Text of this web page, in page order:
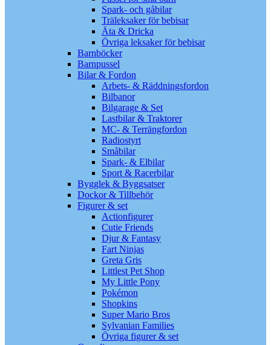
Spark- och gåbilar
Träleksaker för bebisar
Äta & Dricka
Övriga leksaker för bebisar
Barnböcker
Barnpussel
Bilar & Fordon
Arbets- & Räddningsfordon
Bilbanor
Bilgarage & Set
Lastbilar & Traktorer
MC- & Terrängfordon
Radiostyrt
Småbilar
Spark- & Elbilar
Sport & Racerbilar
Bygglek & Byggsatser
Dockor & Tillbehör
Figurer & set
Actionfigurer
Cutie Friends
Djur & Fantasy
Fart Ninjas
Greta Gris
Littlest Pet Shop
My Little Pony
Pokémon
Shopkins
Super Mario Bros
Sylvanian Families
Övriga figurer & set